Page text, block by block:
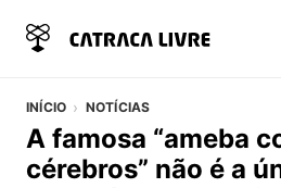
INÍCIO NOTÍCIAS
A famosa “ameba
cérebros” não é a